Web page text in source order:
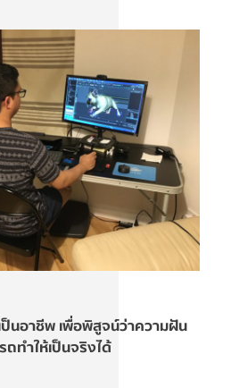
นอาชีพ เพื่อพิสูจน์ว่าความฝัน
ถทำให้เป็นจริงได้